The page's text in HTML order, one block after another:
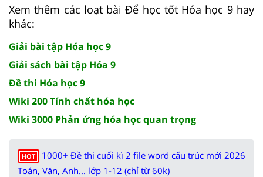
Xem thêm các loạt bài Để học tốt Hóa học 9 hay
khác:
Giải bài tập Hóa học 9
Giải sách bài tập Hóa 9
Đề thi Hóa học 9
Wiki 200 Tính chất hóa học
Wiki 3000 Phản ứng hóa học quan trọng
HOT
1000+ Đề thi cuối kì 2 file word cấu trúc mới 2026
Toán, Văn, Anh... lớp 1-12 (chỉ từ 60k)